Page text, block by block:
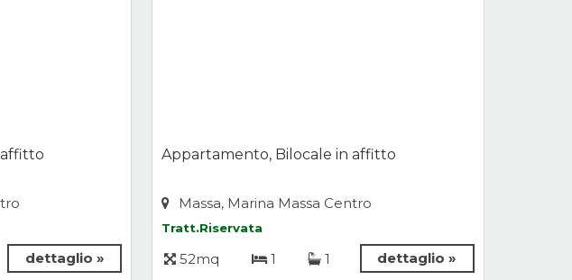
dettaglio »
Appartamento, Bilocale in affitto
Massa, Marina Massa Centro
Tratt.Riservata
52mq 1 1 dettaglio »